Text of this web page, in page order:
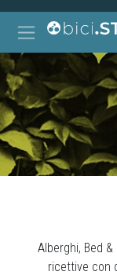
Vai al contenuto
Navigazione principale
Ricerca per:
Alberghi, Bed
ricettive con